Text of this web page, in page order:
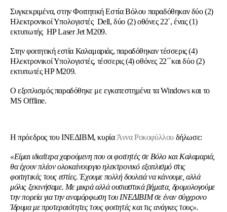
Συγκεκριμένα, στην Φοιτητική Εστία Βόλου παραδόθηκαν δύο (2)
Ηλεκτρονικοί Υπολογιστές Dell, δύο (2) οθόνες 22΄, ένας (1)
εκτυπωτής HP Laser Jet M209.
Στην φοιτητική εστία Καλαμαριάς, παραδόθηκαν τέσσερις (4)
Ηλεκτρονικοί Υπολογιστές, τέσσερις (4) οθόνες 22΄΄και δύο (2)
εκτυπωτές HP M209.
Ο εξοπλισμός παραδόθηκε με εγκατεστημένα τα Windows και το
MS Offline.
Η πρόεδρος του ΙΝΕΔΙΒΜ, κυρίαΆννα Ροκοφύλλου δήλωσε:
«Είμαι ιδιαίτερα χαρούμενη που οι φοιτητές σε Βόλο και Καλαμαριά,
θα έχουν πλέον ολοκαίνουργιο ηλεκτρονικό εξοπλισμό στις
φοιτητικές τους εστίες. Έχουμε πολλή δουλειά να κάνουμε, αλλά
μόλις ξεκινήσαμε. Με μικρά αλλά ουσιαστικά βήματα, δρομολογούμε
την πορεία για την αναμόρφωση του ΙΝΕΔΙΒΙΜ σε έναν σύγχρονο
Ίδρυμα με προτεραιότητες τους φοιτητές και τις ανάγκες τους».